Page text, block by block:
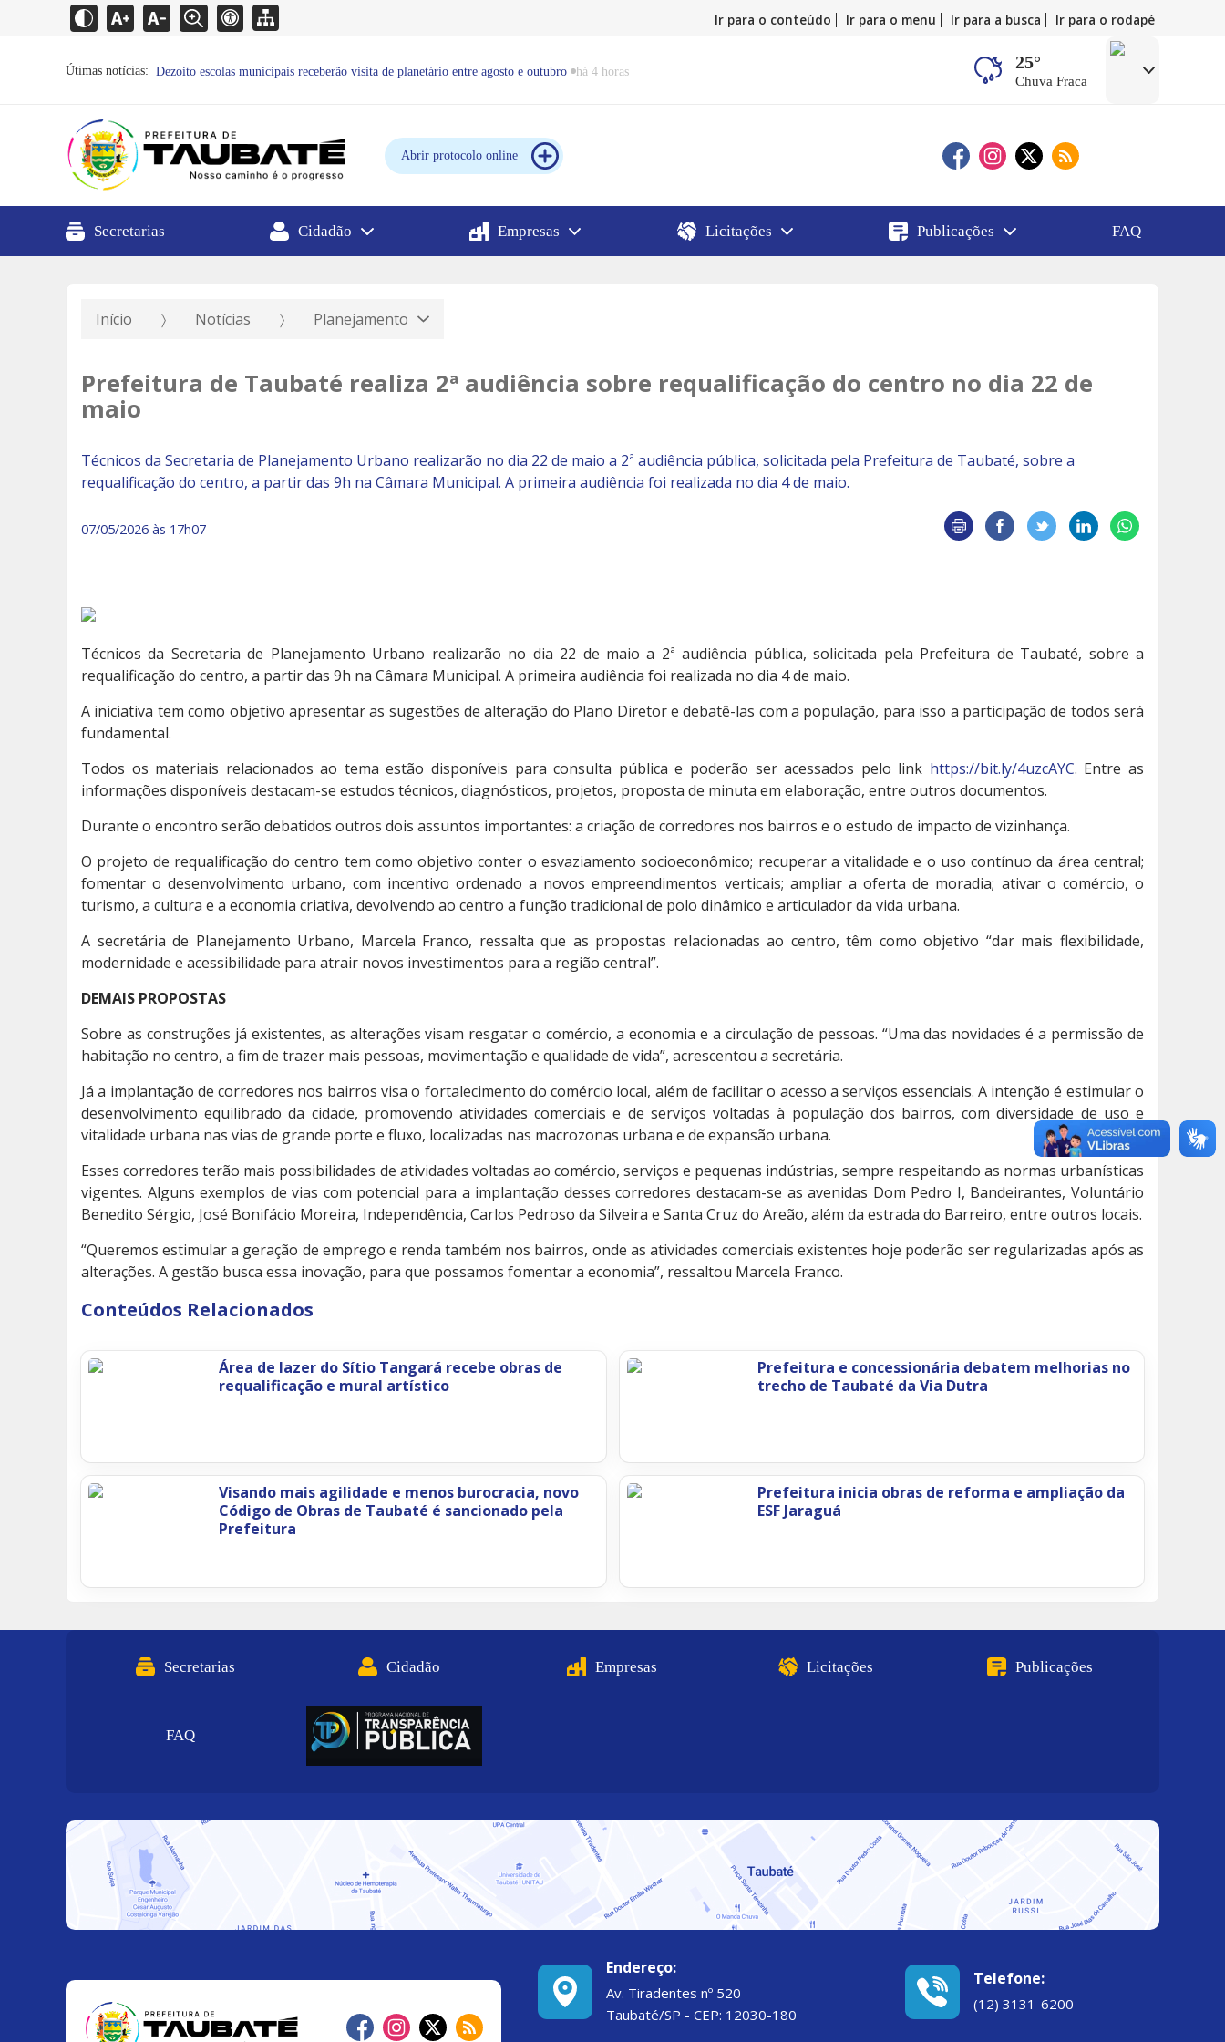
Ir para o conteúdo Ir para o menu Ir para a busca Ir para o rodapé
Útimas notícias: Dezoito escolas municipais receberão visita de planetário entre agosto e outubro há 4 horas 25°
Chuva Fraca
Abrir protocolo online
Secretarias Cidadão Empresas Licitações Publicações FAQ
Início Notícias Planejamento
Prefeitura de Taubaté realiza 2ª audiência sobre requalificação do centro no dia 22 de
maio
Técnicos da Secretaria de Planejamento Urbano realizarão no dia 22 de maio a 2ª audiência pública, solicitada pela Prefeitura de Taubaté, sobre a
requalificação do centro, a partir das 9h na Câmara Municipal. A primeira audiência foi realizada no dia 4 de maio.
07/05/2026 às 17h07
Técnicos da Secretaria de Planejamento Urbano realizarão no dia 22 de maio a 2ª audiência pública, solicitada pela Prefeitura de Taubaté, sobre a
requalificação do centro, a partir das 9h na Câmara Municipal. A primeira audiência foi realizada no dia 4 de maio.
A iniciativa tem como objetivo apresentar as sugestões de alteração do Plano Diretor e debatê-las com a população, para isso a participação de todos será
fundamental.
Todos os materiais relacionados ao tema estão disponíveis para consulta pública e poderão ser acessados pelo link https://bit.ly/4uzcAYC. Entre as
informações disponíveis destacam-se estudos técnicos, diagnósticos, projetos, proposta de minuta em elaboração, entre outros documentos.
Durante o encontro serão debatidos outros dois assuntos importantes: a criação de corredores nos bairros e o estudo de impacto de vizinhança.
O projeto de requalificação do centro tem como objetivo conter o esvaziamento socioeconômico; recuperar a vitalidade e o uso contínuo da área central;
fomentar o desenvolvimento urbano, com incentivo ordenado a novos empreendimentos verticais; ampliar a oferta de moradia; ativar o comércio, o
turismo, a cultura e a economia criativa, devolvendo ao centro a função tradicional de polo dinâmico e articulador da vida urbana.
A secretária de Planejamento Urbano, Marcela Franco, ressalta que as propostas relacionadas ao centro, têm como objetivo “dar mais flexibilidade,
modernidade e acessibilidade para atrair novos investimentos para a região central”.
DEMAIS PROPOSTAS
Sobre as construções já existentes, as alterações visam resgatar o comércio, a economia e a circulação de pessoas. “Uma das novidades é a permissão de
habitação no centro, a fim de trazer mais pessoas, movimentação e qualidade de vida”, acrescentou a secretária.
Já a implantação de corredores nos bairros visa o fortalecimento do comércio local, além de facilitar o acesso a serviços essenciais. A intenção é estimular o
desenvolvimento equilibrado da cidade, promovendo atividades comerciais e de serviços voltadas à população dos bairros, com diversidade de uso e
vitalidade urbana nas vias de grande porte e fluxo, localizadas nas macrozonas urbana e de expansão urbana.
Esses corredores terão mais possibilidades de atividades voltadas ao comércio, serviços e pequenas indústrias, sempre respeitando as normas urbanísticas
vigentes. Alguns exemplos de vias com potencial para a implantação desses corredores destacam-se as avenidas Dom Pedro I, Bandeirantes, Voluntário
Benedito Sérgio, José Bonifácio Moreira, Independência, Carlos Pedroso da Silveira e Santa Cruz do Areão, além da estrada do Barreiro, entre outros locais.
“Queremos estimular a geração de emprego e renda também nos bairros, onde as atividades comerciais existentes hoje poderão ser regularizadas após as
alterações. A gestão busca essa inovação, para que possamos fomentar a economia”, ressaltou Marcela Franco.
Conteúdos Relacionados
Área de lazer do Sítio Tangará recebe obras de
requalificação e mural artístico
Prefeitura e concessionária debatem melhorias no
trecho de Taubaté da Via Dutra
Visando mais agilidade e menos burocracia, novo
Código de Obras de Taubaté é sancionado pela
Prefeitura
Prefeitura inicia obras de reforma e ampliação da
ESF Jaraguá
Secretarias Cidadão Empresas Licitações Publicações
FAQ
Endereço:
Av. Tiradentes nº 520
Taubaté/SP - CEP: 12030-180
Telefone:
(12) 3131-6200